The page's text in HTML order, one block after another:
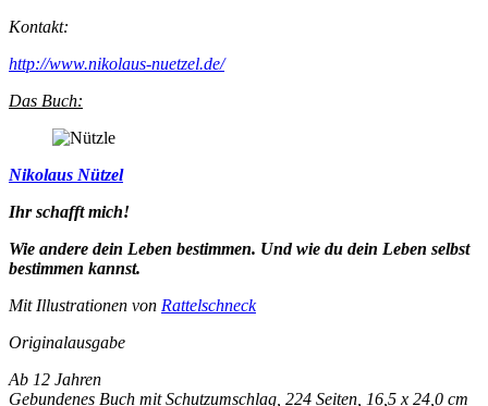
Kontakt:
http://www.nikolaus-nuetzel.de/
Das Buch:
Nikolaus Nützel
Ihr schafft mich!
Wie andere dein Leben bestimmen. Und wie du dein Leben selbst
bestimmen kannst.
Mit Illustrationen von Rattelschneck
Originalausgabe
Ab 12 Jahren
Gebundenes Buch mit Schutzumschlag, 224 Seiten, 16,5 x 24,0 cm